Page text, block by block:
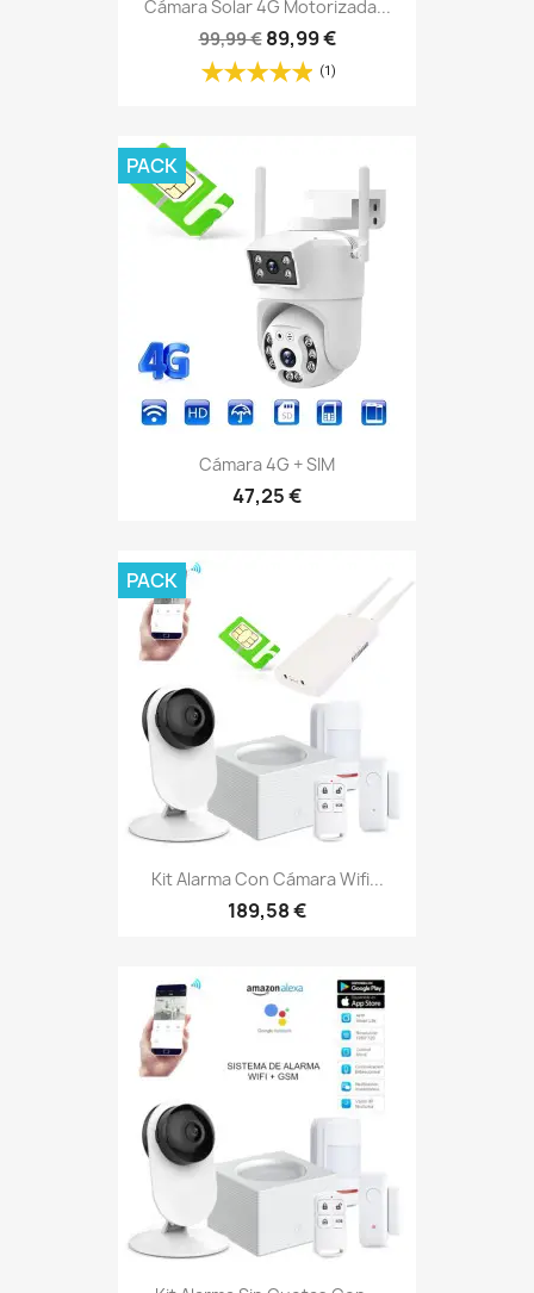
Cámara Solar 4G Motorizada...
99,99 € 89,99 €
(1)
Cámara 4G + SIM
47,25 €
PACK
Kit Alarma Con Cámara Wifi...
189,58 €
PACK